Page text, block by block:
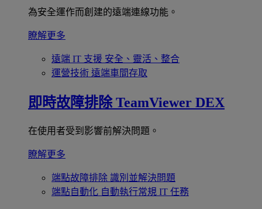
為安全運作而創建的遠端連線功能。
瞭解更多
遠端 IT 支援 安全、靈活、整合
運營技術 遠端車間存取
即時故障排除 TeamViewer DEX
在使用者受到影響前解決問題。
瞭解更多
端點故障排除 識別並解決問題
端點自動化 自動執行常規 IT 任務